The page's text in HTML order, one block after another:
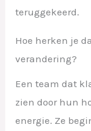
teruggekeerd.
Hoe herken je
verandering?
Een team dat
zien door hun
energie. Ze